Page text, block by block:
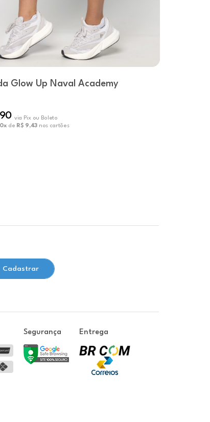
Glow Up Naval Academy
via Pix ou Boleto
de R$ 9,43 nos cartões
Cadastrar
Segurança Entrega